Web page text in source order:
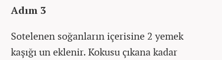
Adım 3
Sotelenen soğanların içerisine 2 yemek
kaşığı un eklenir. Kokusu çıkana kadar